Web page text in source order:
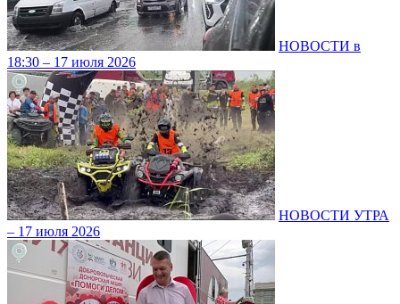
НОВОСТИ в
18:30 – 17 июля 2026
НОВОСТИ УТРА
– 17 июля 2026